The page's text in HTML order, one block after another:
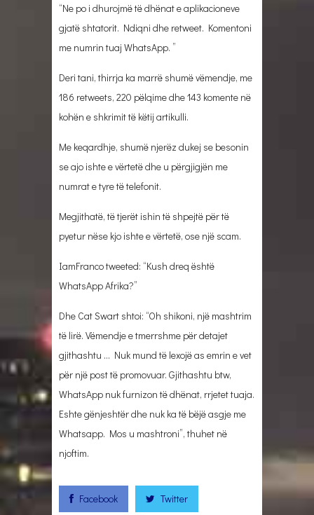
“Ne po i dhurojmë të dhënat e aplikacioneve
gjatë shtatorit. Ndiqni dhe retweet. Komentoni
me numrin tuaj WhatsApp. ”
Deri tani, thirrja ka marrë shumë vëmendje, me
186 retweets, 220 pëlqime dhe 143 komente në
kohën e shkrimit të këtij artikulli.
Me keqardhje, shumë njerëz dukej se besonin
se ajo ishte e vërtetë dhe u përgjigjën me
numrat e tyre të telefonit.
Megjithatë, të tjerët ishin të shpejtë për të
pyetur nëse kjo ishte e vërtetë, ose një scam.
IamFranco tweeted: “Kush dreq është
WhatsApp Afrika?”
Dhe Cat Swart shtoi: “Oh shikoni, një mashtrim
të lirë. Vëmendje e tmerrshme për detajet
gjithashtu … Nuk mund të lexojë as emrin e vet
për një post të promovuar. Gjithashtu btw,
WhatsApp nuk furnizon të dhënat, rrjetet tuaja.
Eshte gënjeshtër dhe nuk ka të bëjë asgje me
Whatsapp. Mos u mashtroni”, thuhet në
njoftim.
Facebook Twitter